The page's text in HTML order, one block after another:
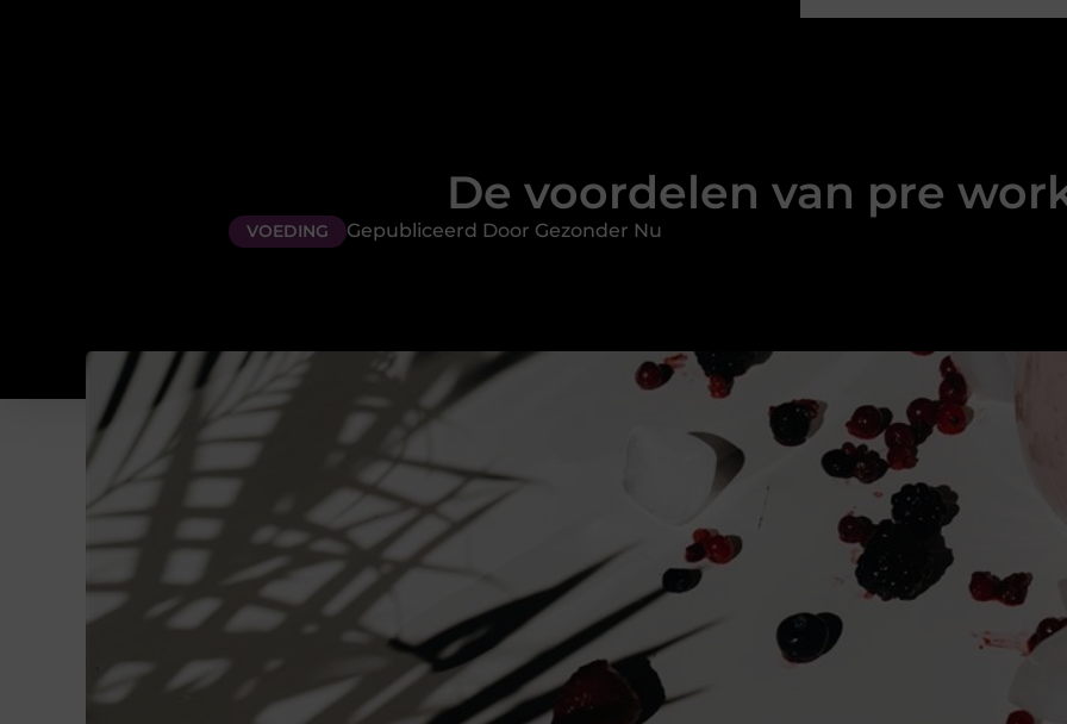
De voordelen van pre
VOEDING Gepubliceerd Door Gezonder Nu